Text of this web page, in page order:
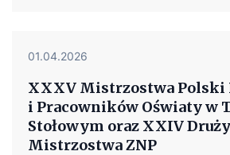
01.04.2026
XXXV Mistrzostwa Polski
i Pracowników Oświaty w
Stołowym oraz XXIV
Mistrzostwa ZNP